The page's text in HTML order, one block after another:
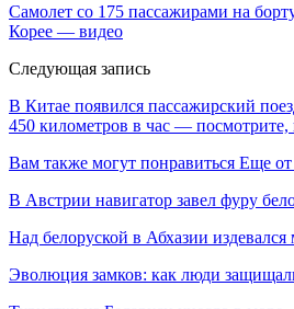
Самолет со 175 пассажирами на
Корее — видео
Следующая запись
В Китае появился пассажирский
450 километров в час — посмотрите,
Вам также могут понравиться Еще от
В Австрии навигатор завел фуру
Над белоруской в Абхазии
Эволюция замков: как люди